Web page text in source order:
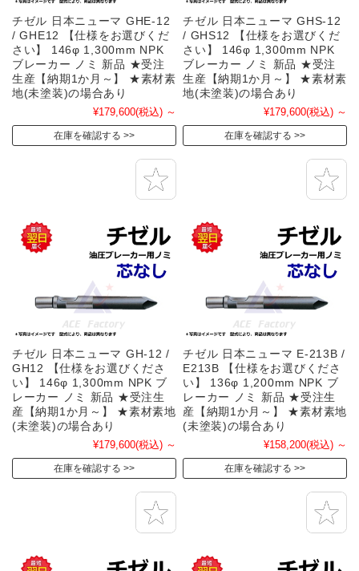
チゼル 日本ニューマ GHE-12
/ GHE12 【仕様をお選びくだ
さい】 146φ 1,300mm NPK
ブレーカー ノミ 新品 ★受注
生産【納期1か月～】 ★素材素
地(未塗装)の場合あり
¥179,600(税込) ～
在庫を確認する
チゼル 日本ニューマ GHS-12
/ GHS12 【仕様をお選びくだ
さい】 146φ 1,300mm NPK
ブレーカー ノミ 新品 ★受注
生産【納期1か月～】 ★素材素
地(未塗装)の場合あり
¥179,600(税込) ～
在庫を確認する
チゼル 日本ニューマ GH-12 /
GH12 【仕様をお選びくださ
い】 146φ 1,300mm NPK ブ
レーカー ノミ 新品 ★受注生
産【納期1か月～】 ★素材素地
(未塗装)の場合あり
¥179,600(税込) ～
在庫を確認する
チゼル 日本ニューマ E-213B /
E213B 【仕様をお選びくださ
い】 136φ 1,200mm NPK ブ
レーカー ノミ 新品 ★受注生
産【納期1か月～】 ★素材素地
(未塗装)の場合あり
¥158,200(税込) ～
在庫を確認する